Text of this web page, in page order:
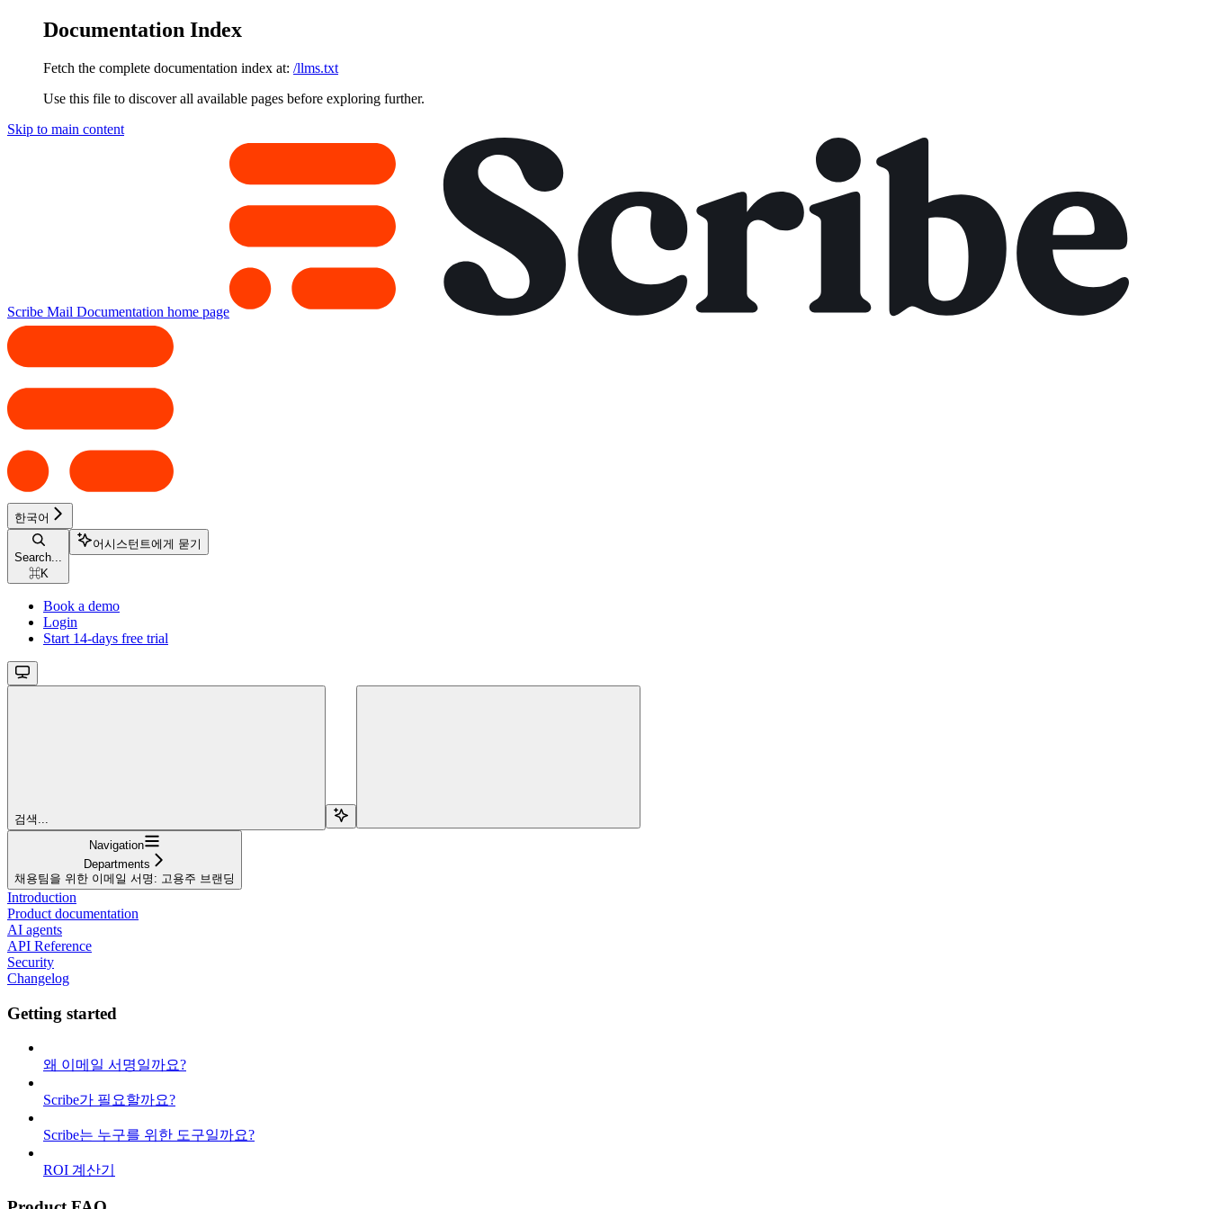
Documentation Index
Fetch the complete documentation index at: /llms.txt
Use this file to discover all available pages before exploring further.
Skip to main content
Scribe Mail Documentation home page
한국어
Search...
⌘K
어시스턴트에게 묻기
Book a demo
Login
Start 14-days free trial
검색...
Navigation
Departments
채용팀을 위한 이메일 서명: 고용주 브랜딩
Introduction
Product documentation
AI agents
API Reference
Security
Changelog
Getting started
왜 이메일 서명일까요?
Scribe가 필요할까요?
Scribe는 누구를 위한 도구일까요?
ROI 계산기